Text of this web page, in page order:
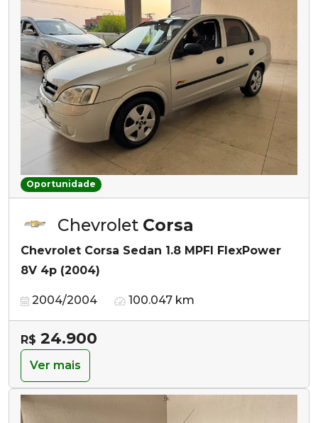
Oportunidade
Chevrolet Corsa
Chevrolet Corsa Sedan 1.8 MPFI FlexPower
8V 4p (2004)
2004/2004 100.047 km
R$ 24.900
Ver mais